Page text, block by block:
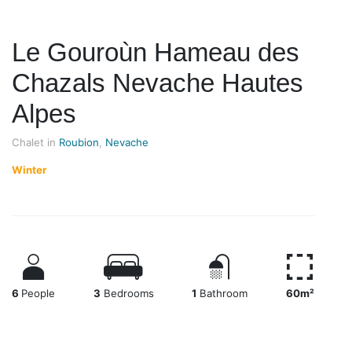
Le Gouroùn Hameau des
Chazals Nevache Hautes
Alpes
Chalet in Roubion Nevache
Winter
6 People 3 Bedrooms 1 Bathroom 60m²